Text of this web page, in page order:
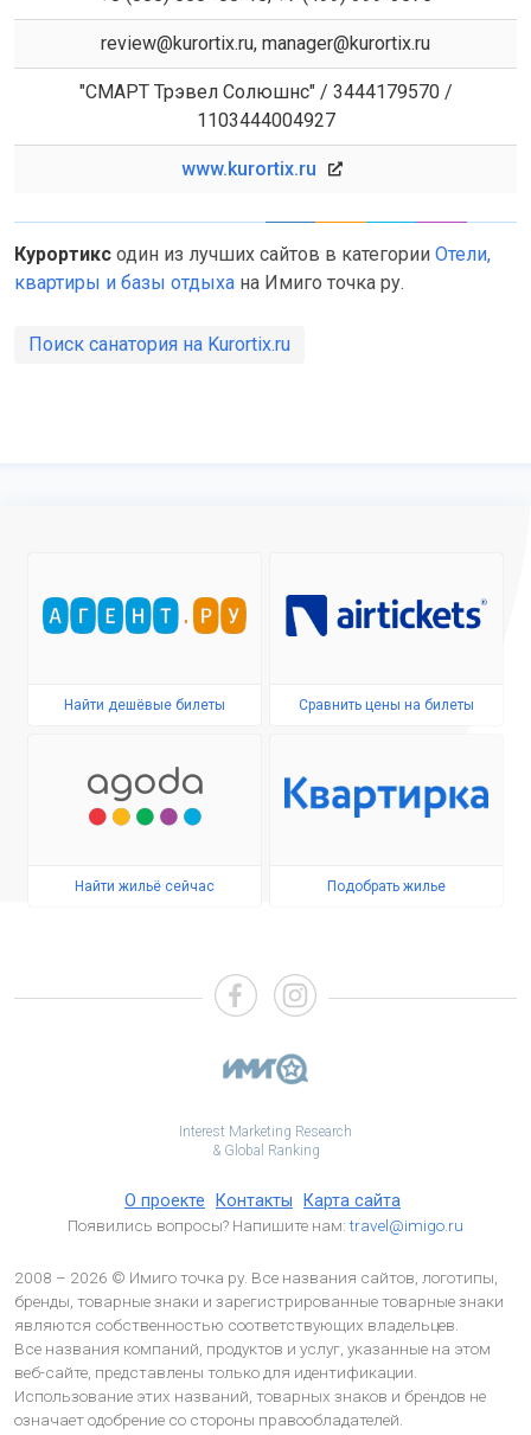
review@kurortix.ru, manager@kurortix.ru
"СМАРТ Трэвел Солюшнс" / 3444179570 /
1103444004927
www.kurortix.ru
Курортикс один из лучших сайтов в категории Отели,
квартиры и базы отдыха на Имиго точка ру.
Поиск санатория на Kurortix.ru
Найти дешёвые билеты Сравнить цены на билеты
Найти жильё сейчас Подобрать жилье
Interest Marketing Research
& Global Ranking
О проекте Контакты Карта сайта
Появились вопросы? Напишите нам:travel@imigo.ru
2008 – 2026 © Имиго точка ру. Все названия сайтов, логотипы,
бренды, товарные знаки и зарегистрированные товарные знаки
являются собственностью соответствующих владельцев.
Все названия компаний, продуктов и услуг, указанные на этом
веб-сайте, представлены только для идентификации.
Использование этих названий, товарных знаков и брендов не
означает одобрение со стороны правообладателей.